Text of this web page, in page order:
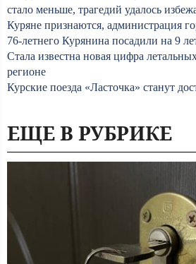
стало меньше, трагедий удалось
Куряне признаются, администрация
76-летнего Курянина посадили на 9
Стала известна новая цифра
регионе
Курские поезда «Ласточка» станут
ЕЩЕ В РУБРИКЕ